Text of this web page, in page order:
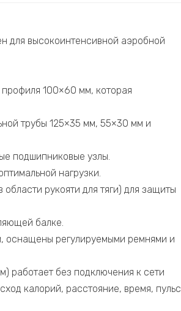
для высокоинтенсивной аэробной
100×60 мм, которая
трубы 125×35 мм, 55×30 мм и
подшипниковые узлы.
нагрузки.
рукояти для тяги) для защиты
балке.
оснащены регулируемыми ремнями и
работает без подключения к сети
калорий, расстояние, время, пульс